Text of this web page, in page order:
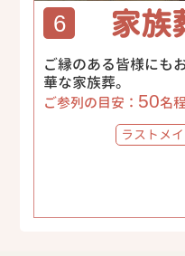
6 家族
ご縁のある皆様にも
華な家族葬。
ご参列の目安： 50名
ラストメ